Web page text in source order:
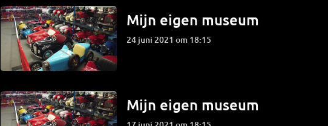
Mijn eigen museum
24 juni 2021 om 18:15
Mijn eigen museum